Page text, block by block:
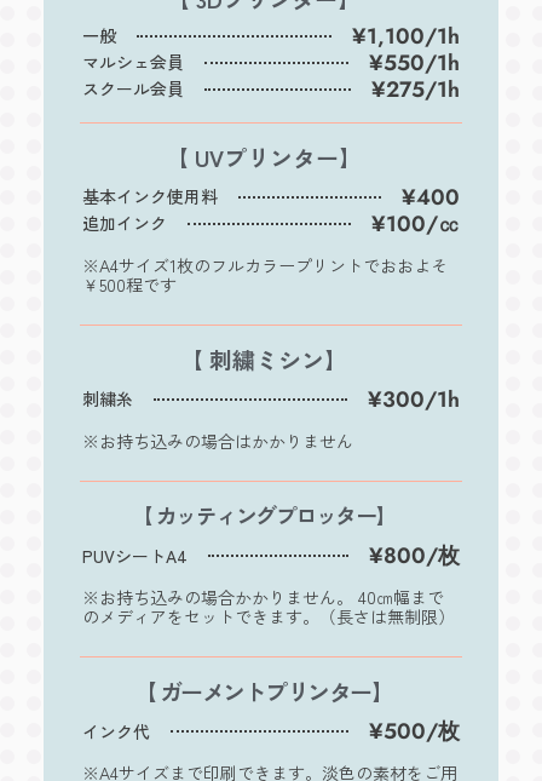
一般 ¥1,100/1h
マルシェ会員 ¥550/1h
スクール会員 ¥275/1h
【 UVプリンター】
基本インク使用料 ¥400
追加インク ¥100/㏄
※A4サイズ1枚のフルカラープリントでおおよそ
￥500程です
【 刺繍ミシン】
刺繍糸 ¥300/1h
※お持ち込みの場合はかかりません
【 カッティングプロッター】
PUVシートA4 ¥800/枚
※お持ち込みの場合かかりません。 40㎝幅まで
のメディアをセットできます。（長さは無制限）
【 ガーメントプリンター】
インク代 ¥500/枚
※A4サイズまで印刷できます。淡色の素材をご用